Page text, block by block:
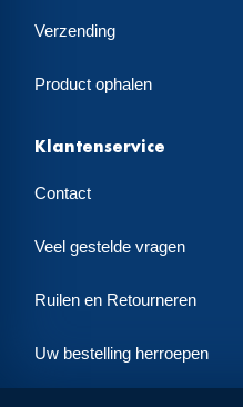
Verzending
Product ophalen
Klantenservice
Contact
Veel gestelde vragen
Ruilen en Retourneren
Uw bestelling herroepen